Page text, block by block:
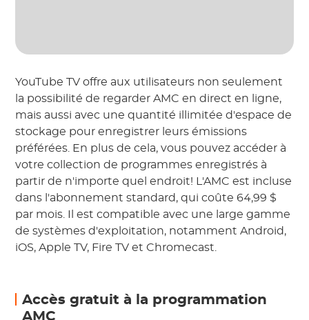
YouTube TV offre aux utilisateurs non seulement
la possibilité de regarder AMC en direct en ligne,
mais aussi avec une quantité illimitée d'espace de
stockage pour enregistrer leurs émissions
préférées. En plus de cela, vous pouvez accéder à
votre collection de programmes enregistrés à
partir de n'importe quel endroit! L'AMC est incluse
dans l'abonnement standard, qui coûte 64,99 $
par mois. Il est compatible avec une large gamme
de systèmes d'exploitation, notamment Android,
iOS, Apple TV, Fire TV et Chromecast.
Accès gratuit à la programmation
AMC